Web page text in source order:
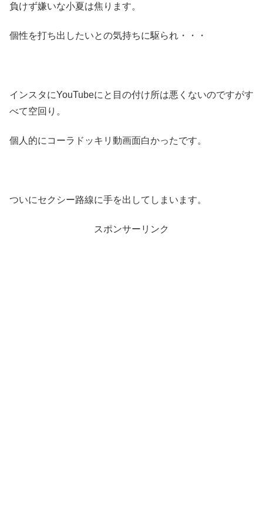
負けず嫌いな小夏は焦ります。
個性を打ち出したいとの気持ちに駆られ・・・
インスタにYouTubeにと目の付け所は悪くないのですがす
べて空回り。
個人的にコーラドッキリ動画面白かったです。
ついにセクシー路線に手を出してしまいます。
スポンサーリンク